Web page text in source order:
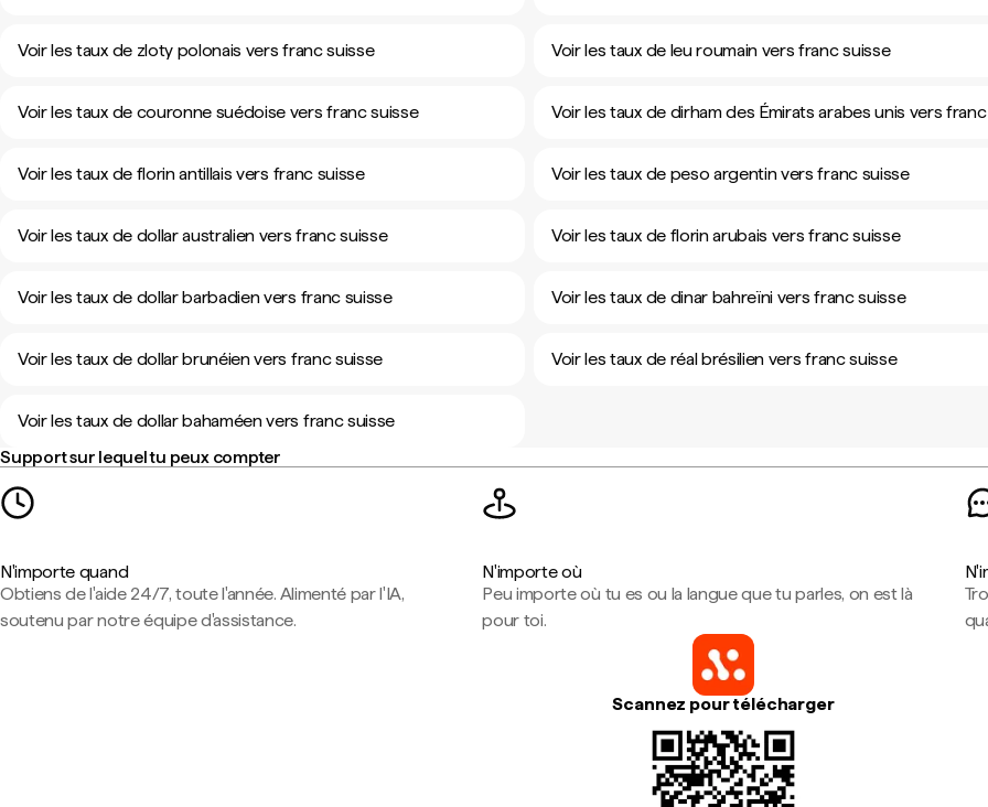
Voir les taux de zloty polonais vers franc suisse Voir les taux de leu roumain vers franc suisse
Voir les taux de couronne suédoise vers franc suisse Voir les taux de dirham des Émirats arabes unis vers
Voir les taux de florin antillais vers franc suisse Voir les taux de peso argentin vers franc suisse
Voir les taux de dollar australien vers franc suisse Voir les taux de florin arubais vers franc suisse
Voir les taux de dollar barbadien vers franc suisse Voir les taux de dinar bahreïni vers franc suisse
Voir les taux de dollar brunéien vers franc suisse Voir les taux de réal brésilien vers franc suisse
Voir les taux de dollar bahaméen vers franc suisse
Support sur lequel tu peux compter
N'importe quand
Obtiens de l'aide 24/7, toute l'année. Alimenté par l'IA,
soutenu par notre équipe d'assistance.
N'importe où
Peu importe où tu es ou la langue que tu parles, on est là
pour toi.
Scannez pour télécharger